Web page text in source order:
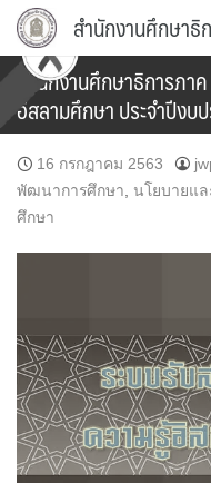
Skip
content
สำนักงานศึกษาธิ
สำนักงานศึกษาธิการภ
อิสลามศึกษา ประจำปีง
16 กรกฎาคม 2563
พัฒนาการศึกษา
นโยบายแ
ศึกษา